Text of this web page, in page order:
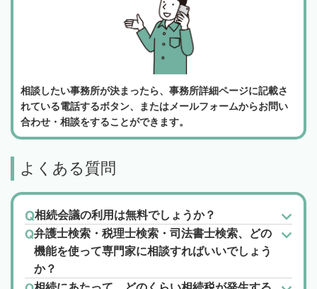
相談したい事務所が決まったら、事務所詳細ページに記載さ
れている電話するボタン、またはメールフォームからお問い
合わせ・相談をすることができます。
よくある質問
相続会議の利用は無料でしょうか？
弁護士検索・税理士検索・司法書士検索、どの
機能を使って専門家に相談すればいいでしょう
か？